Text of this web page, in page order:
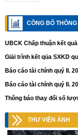
CÔNG BỐ THÔNG
UBCK Chấp thuận kết
Giải trình kết qủa SXKD
Báo cáo tài chính quý II.
Báo cáo tài chính quý II.
Thông báo thay đổi số
THƯ VIỆN ẢNH